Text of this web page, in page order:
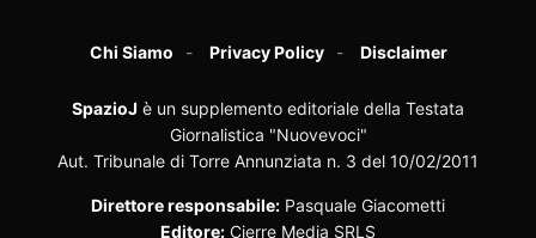
Chi Siamo Privacy Policy Disclaimer
SpazioJ è un supplemento editoriale della Testata
Giornalistica "Nuovevoci"
Aut. Tribunale di Torre Annunziata n. 3 del 10/02/2011
Direttore responsabile: Pasquale Giacometti
Editore: Cierre Media SRLS